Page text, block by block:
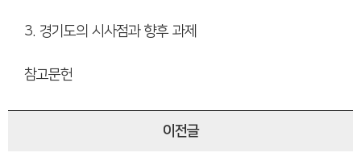
3. 경기도의 시사점과 향후 과제
참고문헌
이전글